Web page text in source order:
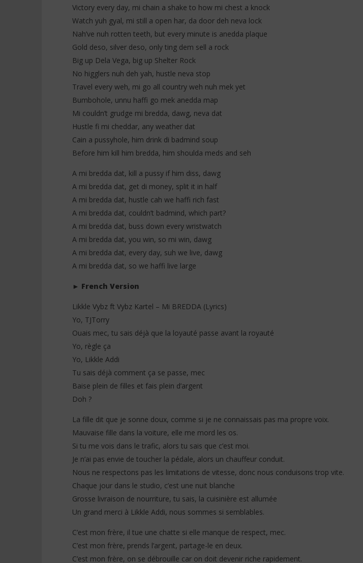
Victory every day, mi chain a shake to how mi chest a knock
Watch yuh gyal, mi still a open har, da door deh neva lock
Nah’ve nuh rotten teeth, but every minute is anedda plaque
Gold deso, silver deso, only ting dem sell a rock
Big up Dela Vega, big up Shelter Rock
No higglers nuh deh yah, hustle neva stop
Travel every weh, mi go all country weh nuh mek yet
Bumbohole, unnu haffi go mek anedda map
Mi couldn’t grudge mi bredda, dawg, neva dat
Hustle fi mi cheddar, any weather dat
Cain a pussyhole, him drink di badmind soup
Before him kill him bredda, him shoulda meds and seh
A mi bredda dat, kill a pussy if him diss, dawg
A mi bredda dat, get di money, split it in half
A mi bredda dat, hustle cah we haffi rich fast
A mi bredda dat, couldn’t badmind, which part?
A mi bredda dat, buss down every wristwatch
A mi bredda dat, you win, so mi win, dawg
A mi bredda dat, every day, suh we live, dawg
A mi bredda dat, so we haffi live large
► French Version
Likkle Vybz ft Vybz Kartel – Mi BREDDA (Lyrics)
Yo, TJTorry
Ouais mec, tu sais déjà que la loyauté passe avant la royauté
Yo, règle ça
Yo, Likkle Addi
Tu sais déjà comment ça se passe, mec
Baise plein de filles et fais plein d’argent
Doh ?
La fille dit que je sonne doux, comme si je ne connaissais pas ma propre voix.
Mauvaise fille dans la voiture, elle me mord les os.
Si tu me vois dans le trafic, alors tu sais que c’est moi.
Je n’ai pas envie de toucher la pédale, alors un chauffeur conduit.
Nous ne respectons pas les limitations de vitesse, donc nous conduisons trop vite.
Chaque jour dans le studio, c’est une nuit blanche
Grosse livraison de nourriture, tu sais, la cuisinière est allumée
Un grand merci à Likkle Addi, nous sommes si semblables.
C’est mon frère, il tue une chatte si elle manque de respect, mec.
C’est mon frère, prends l’argent, partage-le en deux.
C’est mon frère, on se débrouille car on doit devenir riche rapidement.